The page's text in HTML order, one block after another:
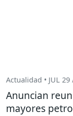
Actualidad • JUL 29
Anuncian
mayores